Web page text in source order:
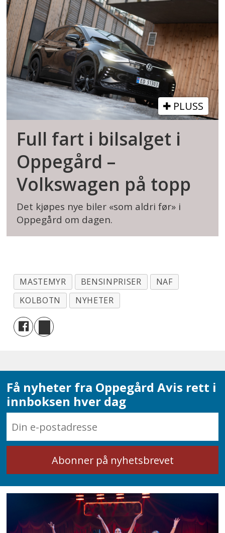
PLUSS
Full fart i bilsalget i
Oppegård –
Volkswagen på topp
Det kjøpes nye biler «som aldri før» i
Oppegård om dagen.
MASTEMYR BENSINPRISER
NAF
KOLBOTN
NYHETER
Få nyheter fra Oppegård Avis rett i
innboksen hver dag